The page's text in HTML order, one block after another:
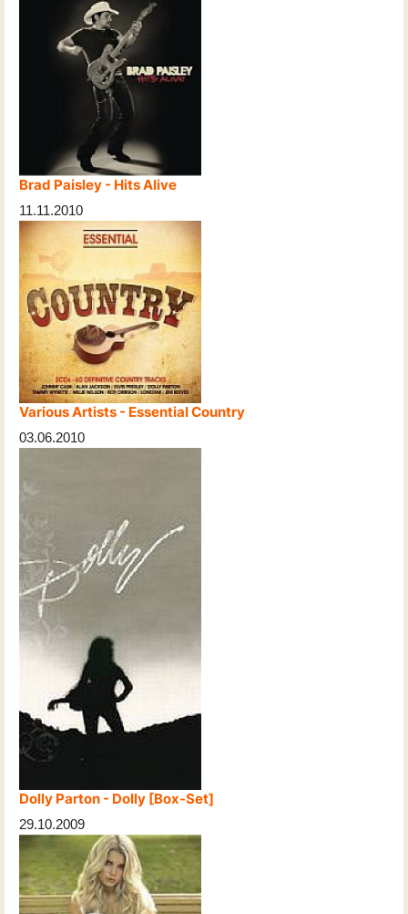
Brad Paisley - Hits Alive
11.11.2010
Various Artists - Essential Country
03.06.2010
Dolly Parton - Dolly [Box-Set]
29.10.2009